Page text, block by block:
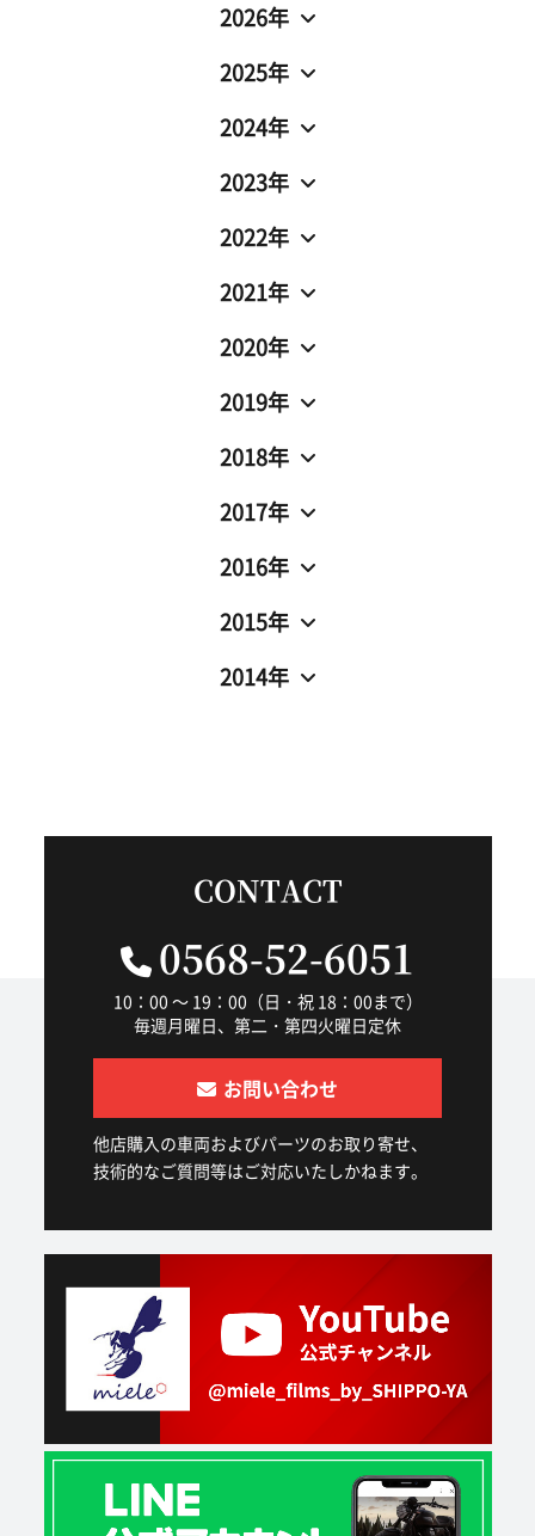
2026年
2025年
2024年
2023年
2022年
2021年
2020年
2019年
2018年
2017年
2016年
2015年
2014年
CONTACT
0568-52-6051
10：00 ～ 19：00（日・祝 18：00まで）
毎週月曜日、第二・第四火曜日定休
お問い合わせ
他店購入の車両およびパーツのお取り寄せ、
技術的なご質問等はご対応いたしかねます。